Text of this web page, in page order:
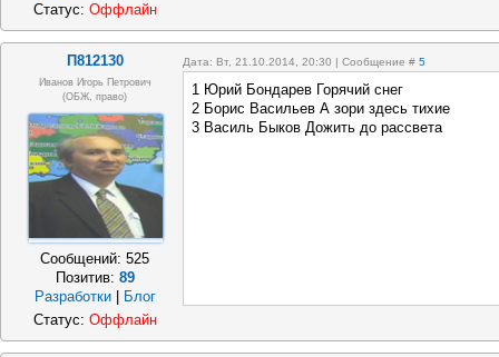
Статус: Оффлайн
П812130 Дата: Вт, 21.10.2014, 20:30 | Сообщение # 5
Иванов Игорь Петрович
(ОБЖ, право)
Сообщений:525
Позитив: 89
Разработки
Блог
1 Юрий Бондарев Горячий снег
2 Борис Васильев А зори здесь тихие
3 Василь Быков Дожить до рассвета
Статус: Оффлайн